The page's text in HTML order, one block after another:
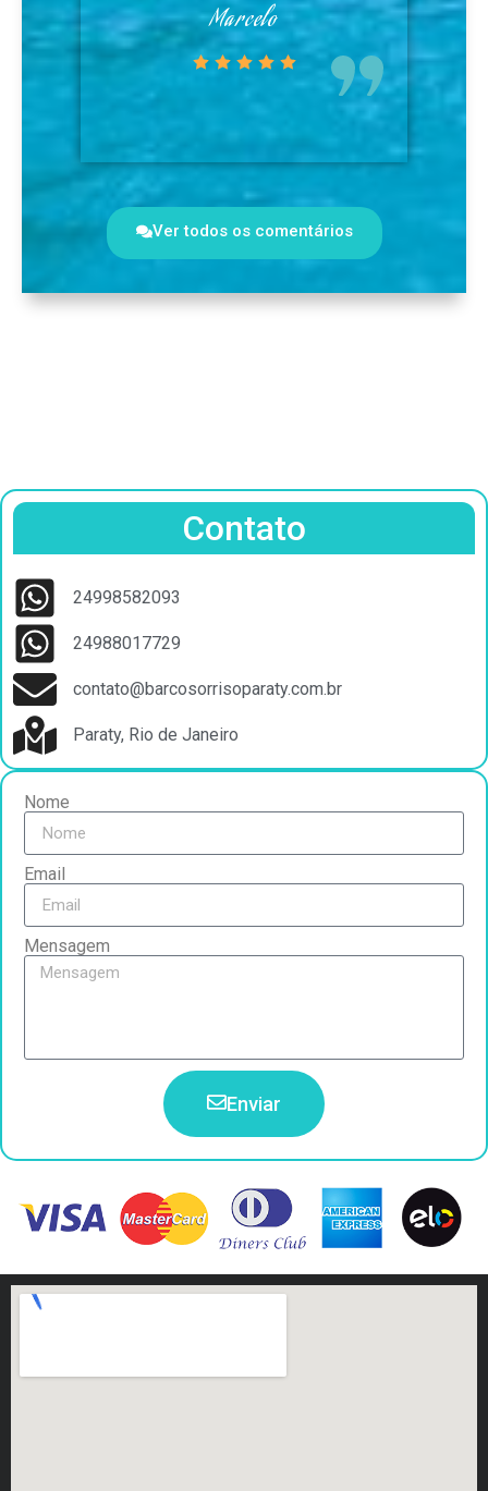
Marcelo
Ver todos os comentários
Nome
Email
Mensagem
Enviar
Contato
24998582093
24988017729
contato@barcosorrisoparaty.com.br
Paraty, Rio de Janeiro